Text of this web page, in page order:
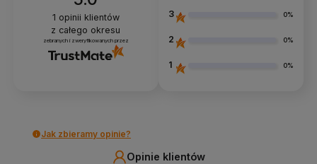
1 opinii klientów
z całego okresu
zebranych i zweryfikowanych przez
3 0%
2 0%
1 0%
Jak zbieramy opinie?
Opinie klientów